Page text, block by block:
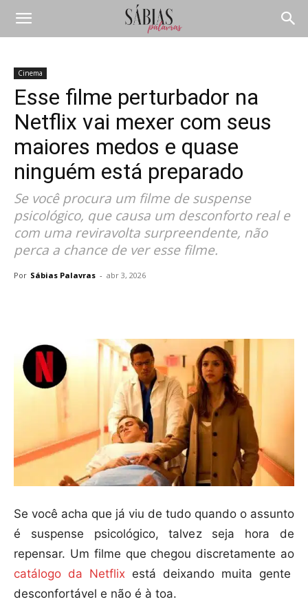
Cinema
Esse filme perturbador na
Netflix vai mexer com seus
maiores medos e quase
ninguém está preparado
Se você procura um filme de suspense
psicológico, que causa um desconforto real e
com uma reviravolta surpreendente, não
perca a chance de ver esse filme.
Por Sábias Palavras - abr 3, 2026
Se você acha que já viu de tudo quando o assunto
é suspense psicológico, talvez seja hora de
repensar. Um filme que chegou discretamente ao
catálogo da Netflix está deixando muita gente
desconfortável e não é à toa.